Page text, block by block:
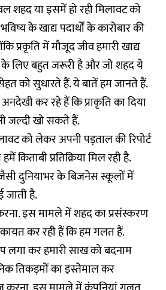
शहद या इसमें हो रही मिलावट को
के खाद्य पदार्थों के कारोबार की
प्रकृति में मौजूद जीव हमारी खाद्य
के लिए बहुत जरूरी है और जो शहद ये
को सुधारते हैं. ये बातें हम जानते हैं.
कर रहे हैं कि प्राकृति का दिया
जल्दी खो सकते हैं.
को लेकर अपनी पड़ताल की रिपोर्ट
किताबी प्रतिक्रिया मिल रही है.
जैसी दुनियाभर के बिजनेस स्कूलों में
जाती है.
इस मामले में शहद का प्रसंस्करण
कर रही हैं कि हम गलत हैं.
कर हमारी साख को बदनाम
तिकड़मों का इस्तेमाल कर